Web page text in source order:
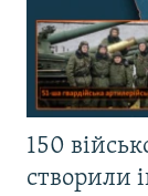
150
створили